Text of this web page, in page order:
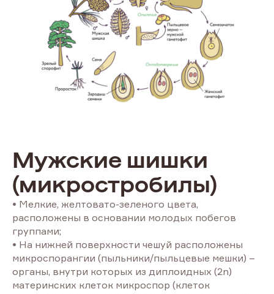
Мужские шишки
(микростробилы)
• Мелкие, желтовато-зеленого цвета,
расположены в основании молодых побегов
группами;
• На нижней поверхности чешуй расположены
микроспорангии (пыльники/пыльцевые мешки) –
органы, внутри которых из диплоидных (2n)
материнских клеток микроспор (клеток